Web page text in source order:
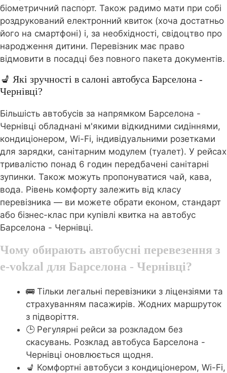
біометричний паспорт. Також радимо мати при собі
роздрукований електронний квиток (хоча достатньо
його на смартфоні) і, за необхідності, свідоцтво про
народження дитини. Перевізник має право
відмовити в посадці без повного пакета документів.
💺 Які зручності в салоні автобуса Барселона -
Чернівці?
Більшість автобусів за напрямком Барселона -
Чернівці обладнані м'якими відкидними сидіннями,
кондиціонером, Wi-Fi, індивідуальними розетками
для зарядки, санітарним модулем (туалет). У рейсах
тривалістю понад 6 годин передбачені санітарні
зупинки. Також можуть пропонуватися чай, кава,
вода. Рівень комфорту залежить від класу
перевізника — ви можете обрати економ, стандарт
або бізнес-клас при купівлі квитка на автобус
Барселона - Чернівці.
Чому обирають автобусні перевезення з
e-vokzal для Барселона - Чернівці?
🚌 Тільки легальні перевізники з ліцензіями та
страхуванням пасажирів. Жодних маршруток
з підворіття.
🕒 Регулярні рейси за розкладом без
скасувань. Розклад автобуса Барселона -
Чернівці оновлюється щодня.
💺 Комфортні автобуси з кондиціонером, Wi-Fi,